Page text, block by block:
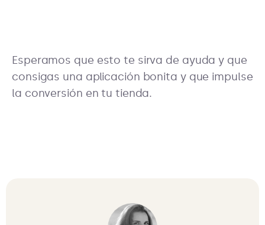
Esperamos que esto te sirva de ayuda y que
consigas una aplicación bonita y que impulse
la conversión en tu tienda.